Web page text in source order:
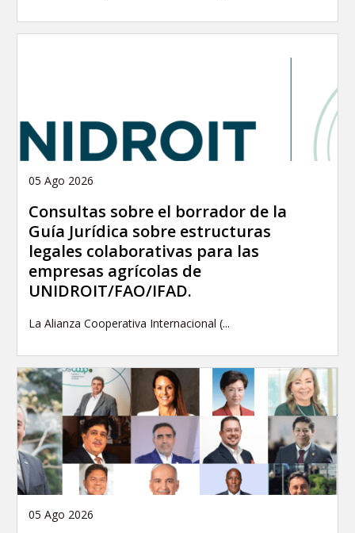
05 Ago 2026
Consultas sobre el borrador de la
Guía Jurídica sobre estructuras
legales colaborativas para las
empresas agrícolas de
UNIDROIT/FAO/IFAD.
La Alianza Cooperativa Internacional (...
05 Ago 2026